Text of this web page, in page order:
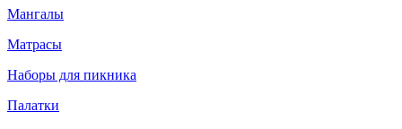
Мангалы
Матрасы
Наборы для пикника
Палатки